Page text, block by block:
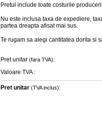
Pretul include toate costurile
Nu este inclusa taxa de expediere,
partea dreapta afisat mai sus.
Te rugam sa alegi cantitatea dorita si
Pret unitar (fara TVA):
Valoare TVA :
Pret unitar (TVA inclus):